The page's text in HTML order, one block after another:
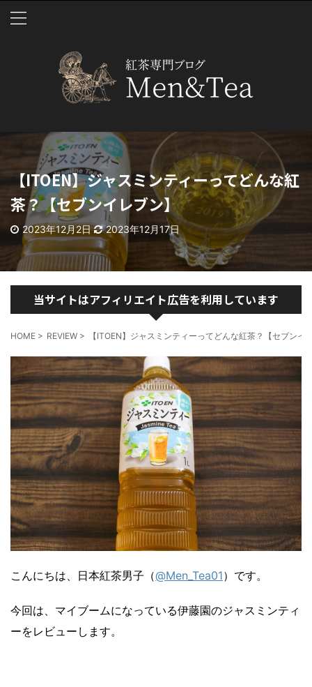
【ITOEN】ジャスミンティーってどんな紅
茶？【セブンイレブン】
2023年12月2日 2023年12月17日
当サイトはアフィリエイト広告を利用しています
HOME > REVIEW > 【ITOEN】ジャスミンティーってどんな紅茶？【セブンイ
こんにちは、日本紅茶男子（@Men_Tea01）です。
今回は、マイブームになっている伊藤園のジャスミンティ
ーをレビューします。